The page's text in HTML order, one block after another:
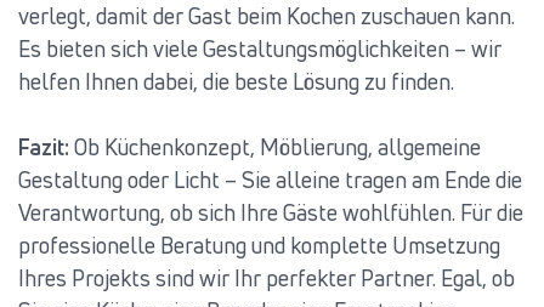
verlegt, damit der Gast beim Kochen zuschauen kann.
Es bieten sich viele Gestaltungsmöglichkeiten – wir
helfen Ihnen dabei, die beste Lösung zu finden.
Fazit: Ob Küchenkonzept, Möblierung, allgemeine
Gestaltung oder Licht – Sie alleine tragen am Ende die
Verantwortung, ob sich Ihre Gäste wohlfühlen. Für die
professionelle Beratung und komplette Umsetzung
Ihres Projekts sind wir Ihr perfekter Partner. Egal, ob